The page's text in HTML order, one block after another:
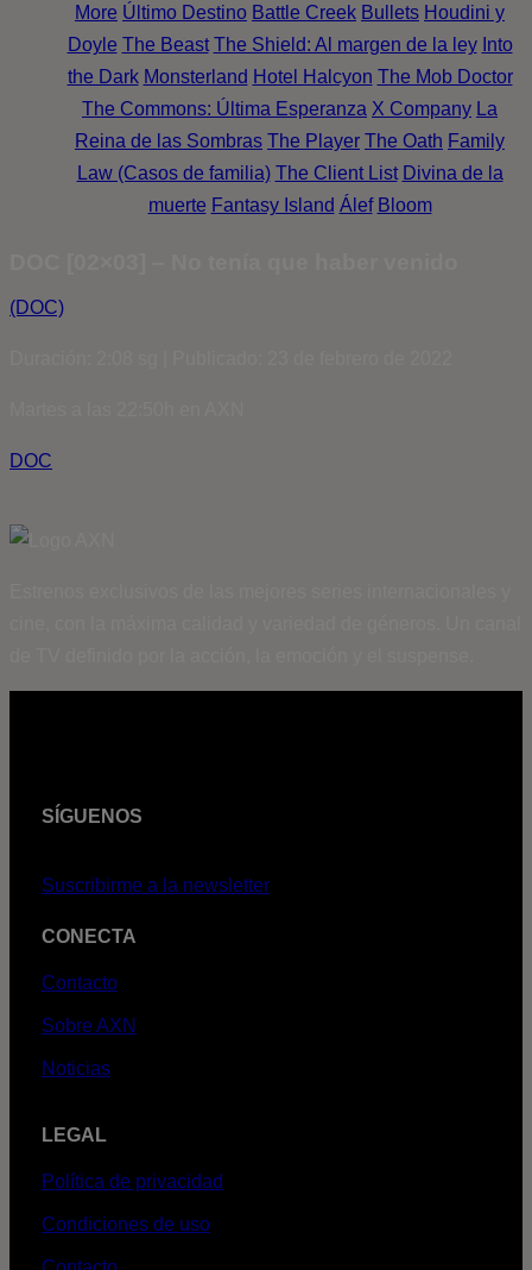
More Último Destino Battle Creek Bullets Houdini y
Doyle The Beast The Shield: Al margen de la ley Into
the Dark Monsterland Hotel Halcyon The Mob Doctor
The Commons: Última Esperanza X Company La
Reina de las Sombras The Player The Oath Family
Law (Casos de familia) The Client List Divina de la
muerte Fantasy Island Álef Bloom
(DOC)
DOC
SÍGUENOS
Suscribirme a la newsletter
CONECTA
Contacto
Sobre AXN
Noticias
LEGAL
Política de privacidad
Condiciones de uso